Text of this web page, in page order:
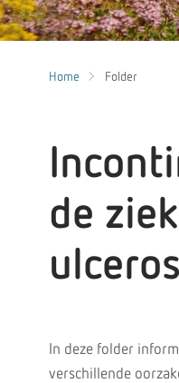
Home Folder
de
In deze folder
verschillende